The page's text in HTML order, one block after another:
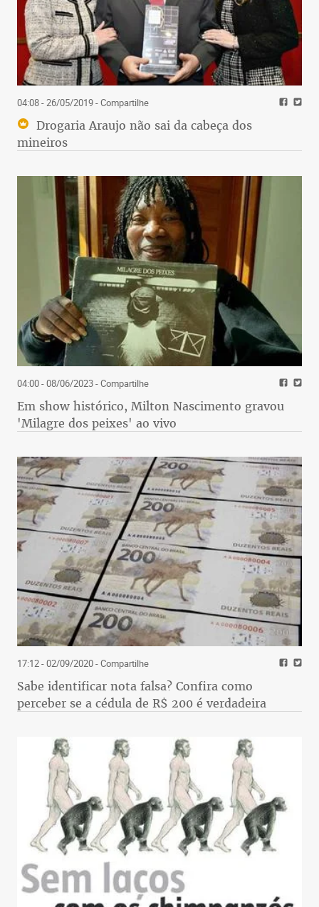
04:08 - 26/05/2019- Compartilhe
Drogaria Araujo não sai da cabeça dos
mineiros
04:00 - 08/06/2023- Compartilhe
Em show histórico, Milton Nascimento gravou
'Milagre dos peixes' ao vivo
17:12 - 02/09/2020- Compartilhe
Sabe identificar nota falsa? Confira como
perceber se a cédula de R$ 200 é verdadeira